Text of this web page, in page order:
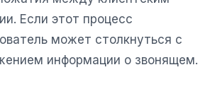
Если этот процесс
может столкнуться с
информации о звонящем.